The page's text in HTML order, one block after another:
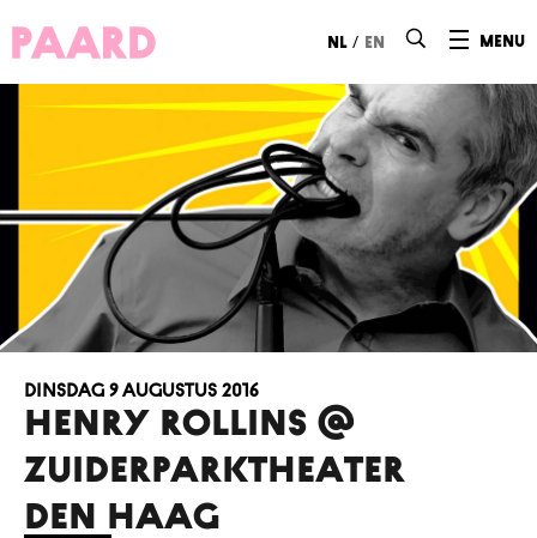
menu
nl / en
HENRY ROLLINS @
ZUIDERPARKTHEATER
DEN HAAG
dinsdag 9 augustus 2016